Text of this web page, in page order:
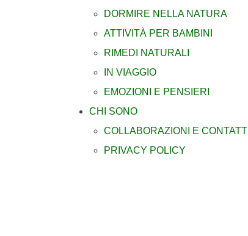
DORMIRE NELLA NATURA
ATTIVITÀ PER BAMBINI
RIMEDI NATURALI
IN VIAGGIO
EMOZIONI E PENSIERI
CHI SONO
COLLABORAZIONI E CONTATTI
PRIVACY POLICY